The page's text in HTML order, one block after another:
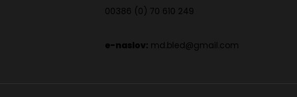
00386 (0) 70 610 249
e-naslov: md.bled@gmail.com